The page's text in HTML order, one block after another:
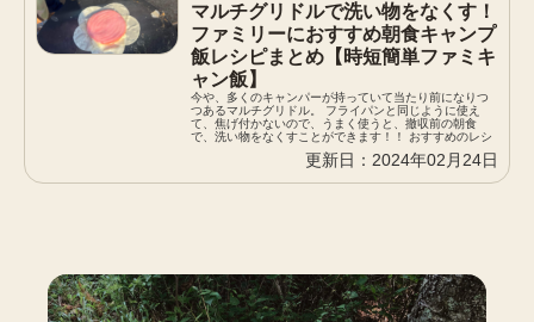
マルチグリドルで洗い物をなくす！
ファミリーにおすすめ朝食キャンプ
飯レシピまとめ【時短簡単ファミキ
ャン飯】
今や、多くのキャンパーが持っていて当たり前になりつ
つあるマルチグリドル。 フライパンと同じように使え
て、焦げ付かないので、うまく使うと、撤収前の朝食
で、洗い物をなくすことができます！！ おすすめのレシ
ピとその特徴をまとめました。
2024年02月24日